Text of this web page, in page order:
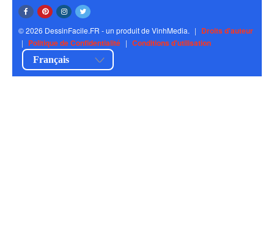
© 2026 DessinFacile.FR - un produit de VinhMedia. | Droits d'auteur
| Politique de Confidentialité | Conditions d'utilisation
Français